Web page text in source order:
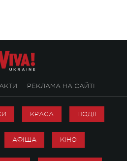
РЕКЛАМА НА САЙТІ
КРАСА ПОДІЇ
АФІША КІНО